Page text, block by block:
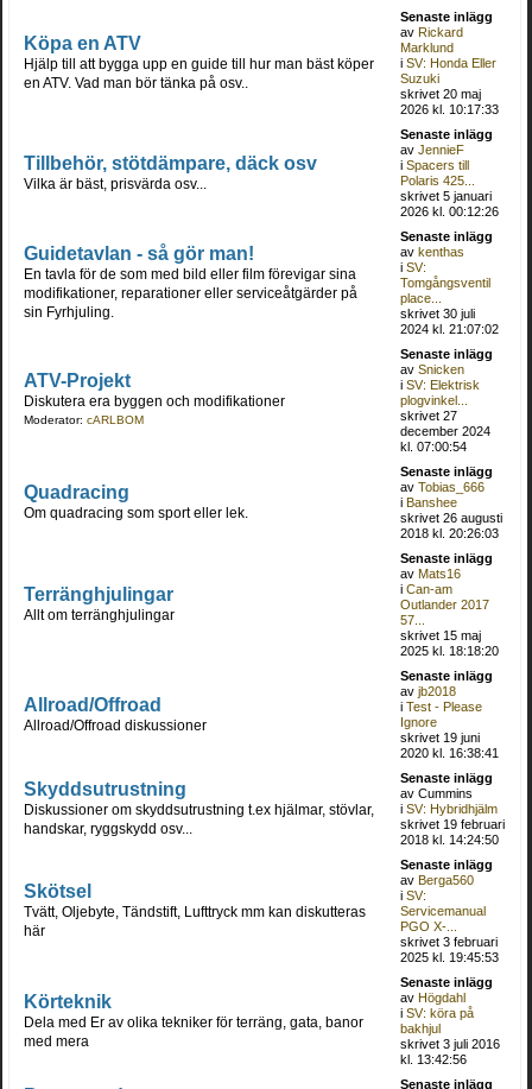
Köpa en ATV
Hjälp till att bygga upp en guide till hur man bäst köper
en ATV. Vad man bör tänka på osv..
Senaste inlägg
avRickard
Marklund
iSV: Honda Eller
Suzuki
skrivet 20 maj
2026 kl. 10:17:33
Tillbehör, stötdämpare, däck osv
Vilka är bäst, prisvärda osv...
Senaste inlägg
avJennieF
iSpacers till
Polaris 425...
skrivet 5 januari
2026 kl. 00:12:26
Guidetavlan - så gör man!
En tavla för de som med bild eller film förevigar sina
modifikationer, reparationer eller serviceåtgärder på
sin Fyrhjuling.
Senaste inlägg
avkenthas
iSV:
Tomgångsventil
place...
skrivet 30 juli
2024 kl. 21:07:02
ATV-Projekt
Diskutera era byggen och modifikationer
Moderator: cARLBOM
Senaste inlägg
avSnicken
iSV: Elektrisk
plogvinkel...
skrivet 27
december 2024
kl. 07:00:54
Quadracing
Om quadracing som sport eller lek.
Senaste inlägg
avTobias_666
iBanshee
skrivet 26 augusti
2018 kl. 20:26:03
Terränghjulingar
Allt om terränghjulingar
Senaste inlägg
avMats16
iCan-am
Outlander 2017
57...
skrivet 15 maj
2025 kl. 18:18:20
Allroad/Offroad
Allroad/Offroad diskussioner
Senaste inlägg
avjb2018
iTest - Please
Ignore
skrivet 19 juni
2020 kl. 16:38:41
Skyddsutrustning
Diskussioner om skyddsutrustning t.ex hjälmar, stövlar,
handskar, ryggskydd osv...
Senaste inlägg
av Cummins
iSV: Hybridhjälm
skrivet 19 februari
2018 kl. 14:24:50
Skötsel
Tvätt, Oljebyte, Tändstift, Lufttryck mm kan diskutteras
här
Senaste inlägg
avBerga560
iSV:
Servicemanual
PGO X-...
skrivet 3 februari
2025 kl. 19:45:53
Körteknik
Dela med Er av olika tekniker för terräng, gata, banor
med mera
Senaste inlägg
avHögdahl
iSV: köra på
bakhjul
skrivet 3 juli 2016
kl. 13:42:56
Senaste inlägg